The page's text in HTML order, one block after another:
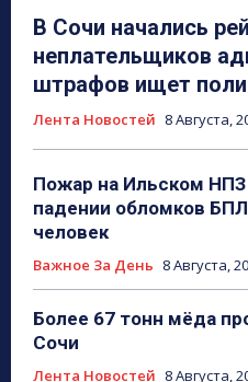
В Сочи начались
неплательщиков
штрафов ищет
Лента Новостей 8 Августа,
Пожар на Ильском НПЗ
падении обломков
человек
Важное За День 8 Августа,
Более 67 тонн мёда
Сочи
Лента Новостей 8 Августа,